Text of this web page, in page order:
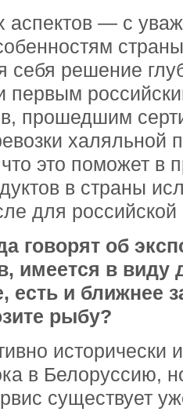
— с
себя решение
первым
прошедшим
халяльной
это поможет в
в страны
для
говорят об
имеется в виду
есть и ближнее
рыбу?
исторически
в Белоруссию,
существует